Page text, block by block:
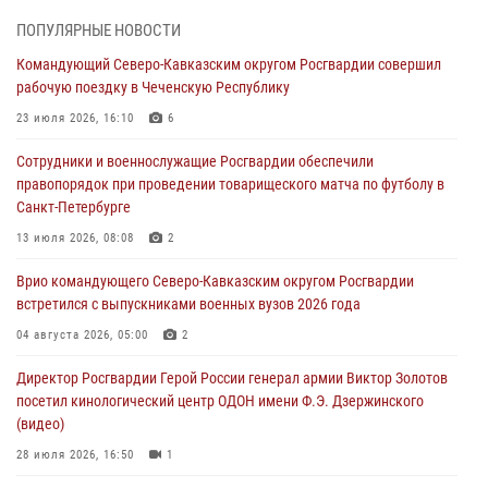
ограниченными возможностями здоровья (видео)
08 августа 2026, 06:32
тактическом турнире (видео)
08 августа 2026, 06:15 9
День физкультурника в Уральском округе Росгвардии отметили
08 августа 2026, 06:03 9
В ДНР выполняющие задачи СВО росгвардейцы получают из дома
08 августа 2026, 05:00
ПОПУЛЯРНЫЕ НОВОСТИ
Командующий Северо-Кавказским округом Росгвардии совершил
рабочую поездку в Чеченскую Республику
23 июля 2026, 16:10 6
Сотрудники и военнослужащие Росгвардии обеспечили
правопорядок при проведении товарищеского матча по футболу в
Санкт-Петербурге
13 июля 2026, 08:08 2
Врио командующего Северо-Кавказским округом Росгвардии
встретился с выпускниками военных вузов 2026 года
04 августа 2026, 05:00 2
Директор Росгвардии Герой России генерал армии Виктор Золотов
посетил кинологический центр ОДОН имени Ф.Э. Дзержинского
(видео)
28 июля 2026, 16:50 1